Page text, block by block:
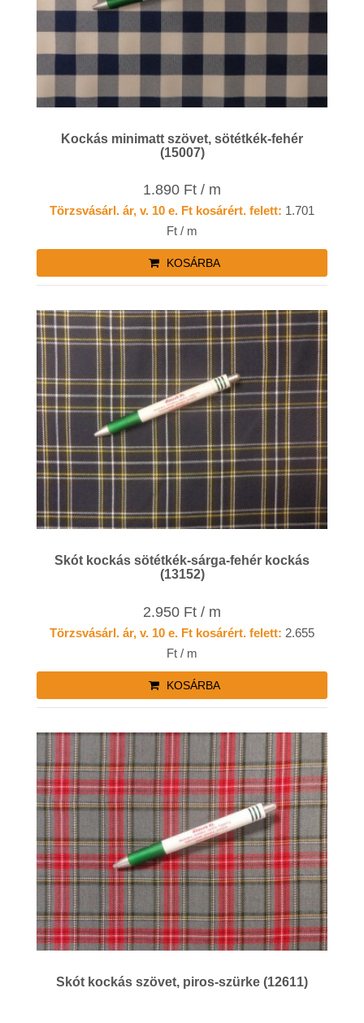
Kockás minimatt szövet, sötétkék-fehér
(15007)
1.890 Ft / m
Törzsvásárl. ár, v. 10 e. Ft kosárért. felett: 1.701
Ft / m
KOSÁRBA
Skót kockás sötétkék-sárga-fehér kockás
(13152)
2.950 Ft / m
Törzsvásárl. ár, v. 10 e. Ft kosárért. felett: 2.655
Ft / m
KOSÁRBA
Skót kockás szövet, piros-szürke (12611)